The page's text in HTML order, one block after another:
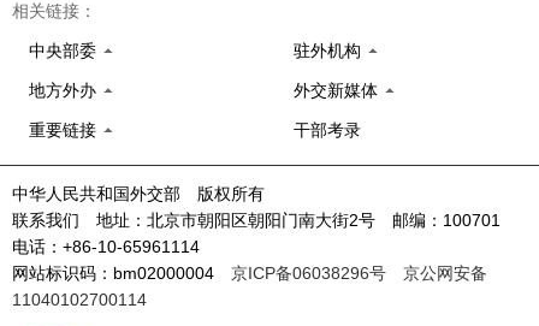
相关链接：
中央部委 驻外机构
地方外办 外交新媒体
重要链接 干部考录
中华人民共和国外交部 版权所有
联系我们 地址：北京市朝阳区朝阳门南大街2号 邮编：100701
电话：+86-10-65961114
网站标识码：bm02000004 京ICP备06038296号
京公网安备
11040102700114